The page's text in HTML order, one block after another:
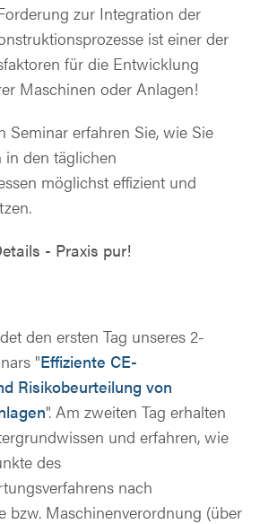
zur Integration der
ist einer der
für die Entwicklung
Maschinen oder Anlagen!
Seminar erfahren Sie, wie Sie
in den täglichen
möglichst effizient und
- Praxis pur!
den ersten Tag unseres 2-
"Effiziente CE-
Risikobeurteilung von
". Am zweiten Tag erhalten
und erfahren, wie
des
nach
bzw. Maschinenverordnung (über